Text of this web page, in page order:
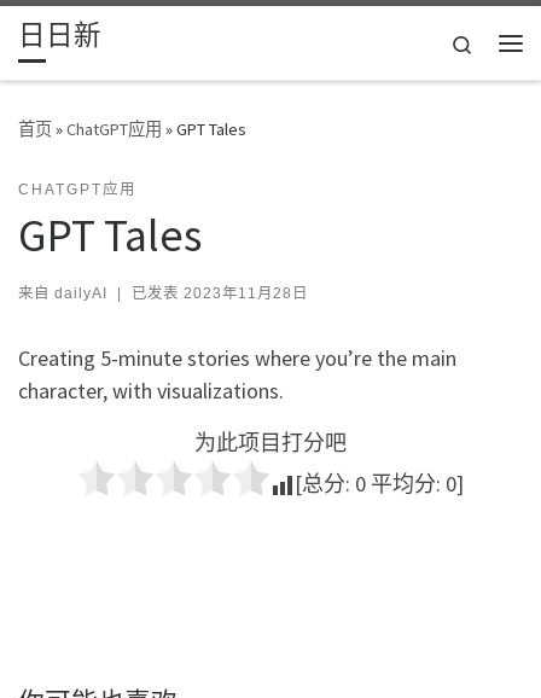
Skip to content
日日新
Search
首页»ChatGPT应用 »GPT Tales
CHATGPT应用
GPT Tales
来自 dailyAI | 已发表 2023年11月28日
Creating 5-minute stories where you’re the main
character, with visualizations.
为此项目打分吧
[总分: 0 平均分: 0]